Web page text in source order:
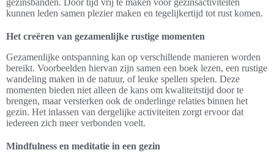
gezinsbanden. Door tijd vrij te maken voor gezinsactiviteiten
kunnen leden samen plezier maken en tegelijkertijd tot rust komen.
Het creëren van gezamenlijke rustige momenten
Gezamenlijke ontspanning kan op verschillende manieren worden
bereikt. Voorbeelden hiervan zijn samen een boek lezen, een rustige
wandeling maken in de natuur, of leuke spellen spelen. Deze
momenten bieden niet alleen de kans om kwaliteitstijd door te
brengen, maar versterken ook de onderlinge relaties binnen het
gezin. Het inlassen van dergelijke activiteiten zorgt ervoor dat
iedereen zich meer verbonden voelt.
Mindfulness en meditatie in een gezin